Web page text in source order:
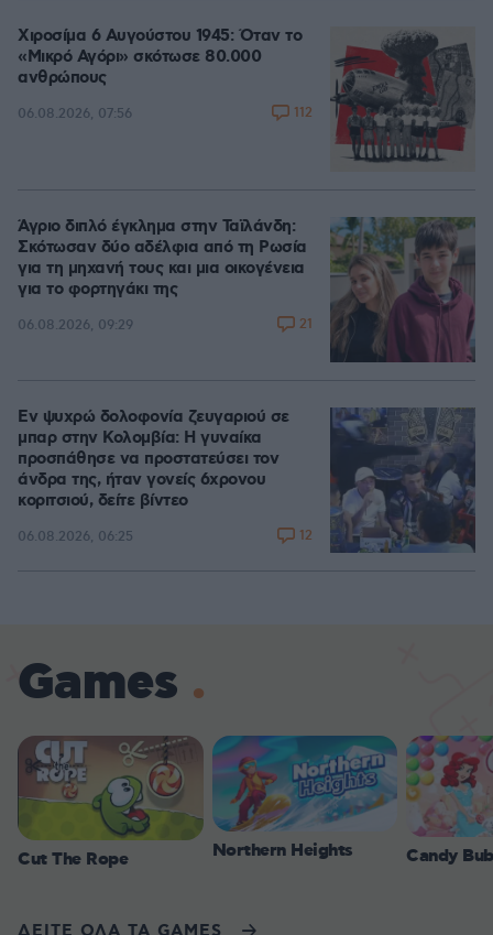
Χιροσίμα 6 Αυγούστου 1945: Όταν το
«Μικρό Αγόρι» σκότωσε 80.000
ανθρώπους
06.08.2026, 07:56 112
Άγριο διπλό έγκλημα στην Ταϊλάνδη:
Σκότωσαν δύο αδέλφια από τη Ρωσία
για τη μηχανή τους και μια οικογένεια
για το φορτηγάκι της
06.08.2026, 09:29 21
Εν ψυχρώ δολοφονία ζευγαριού σε
μπαρ στην Κολομβία: Η γυναίκα
προσπάθησε να προστατεύσει τον
άνδρα της, ήταν γονείς 6χρονου
κοριτσιού, δείτε βίντεο
06.08.2026, 06:25 12
Games
Cut The Rope Northern Heights Candy